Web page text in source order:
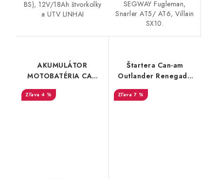
BS), 12V/18Ah štvorkolky
a UTV LINHAI
SEGWAY Fugleman,
Snarler AT5/ AT6, Villain
SX10.
AKUMULÁTOR
MOTOBATÉRIA CAN
AM TRAXTER FIX30L-
BS 12V/30AH/
4 %
Štartera Can-am
Outlander Renegade
500 650 800 1000
Commander Maverick
7 %